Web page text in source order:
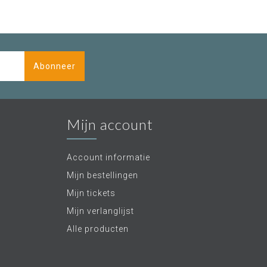
Abonneer
Mijn account
Account informatie
Mijn bestellingen
Mijn tickets
Mijn verlanglijst
Alle producten